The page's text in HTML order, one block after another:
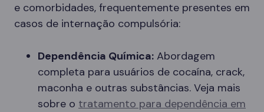
e comorbidades, frequentemente presentes em
casos de internação compulsória:
Dependência Química: Abordagem
completa para usuários de cocaína, crack,
maconha e outras substâncias. Veja mais
sobre o tratamento para dependência em